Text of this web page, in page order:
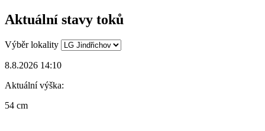
Aktuální stavy toků
Výběr lokality
8.8.2026 14:10
Aktuální výška:
54 cm